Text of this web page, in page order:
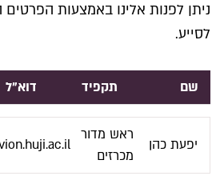
ניתן לפנות אלינו באמצעות
לסייע.
שם תקפיד דוא"ל
יפעת כהן
ראש מדור
מכרזים